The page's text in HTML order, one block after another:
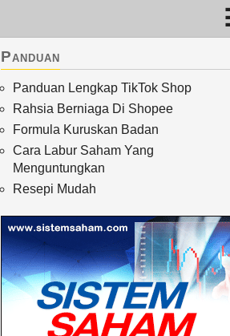
Panduan
Panduan Lengkap TikTok Shop
Rahsia Berniaga Di Shopee
Formula Kuruskan Badan
Cara Labur Saham Yang
Menguntungkan
Resepi Mudah